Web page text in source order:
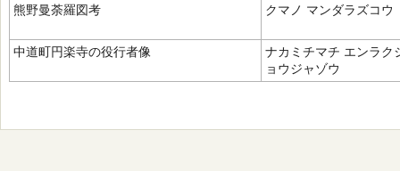
熊野曼荼羅図考 クマノ マンダラズコウ
中道町円楽寺の役行者像
ナカミチマチ エンラク
ョウジャゾウ